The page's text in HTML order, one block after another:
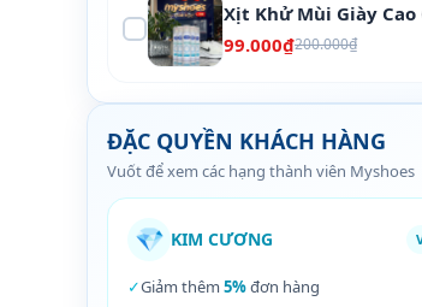
Xịt Khử Mùi Giày Cao
99.000₫200.000₫
ĐẶC QUYỀN KHÁCH HÀNG
Vuốt để xem các hạng thành viên Myshoes
💎 KIM CƯƠNG
✓Giảm thêm 5%đơn hàng